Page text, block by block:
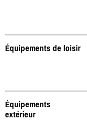
Équipements de loisir
Équipements
extérieur